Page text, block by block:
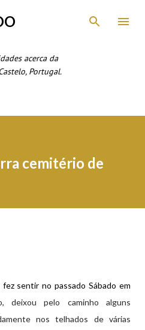
conteúdo principal
acerca da
Portugal.
cemitério de
sentir no passado Sábado em
deixou pelo caminho alguns
nos telhados de várias